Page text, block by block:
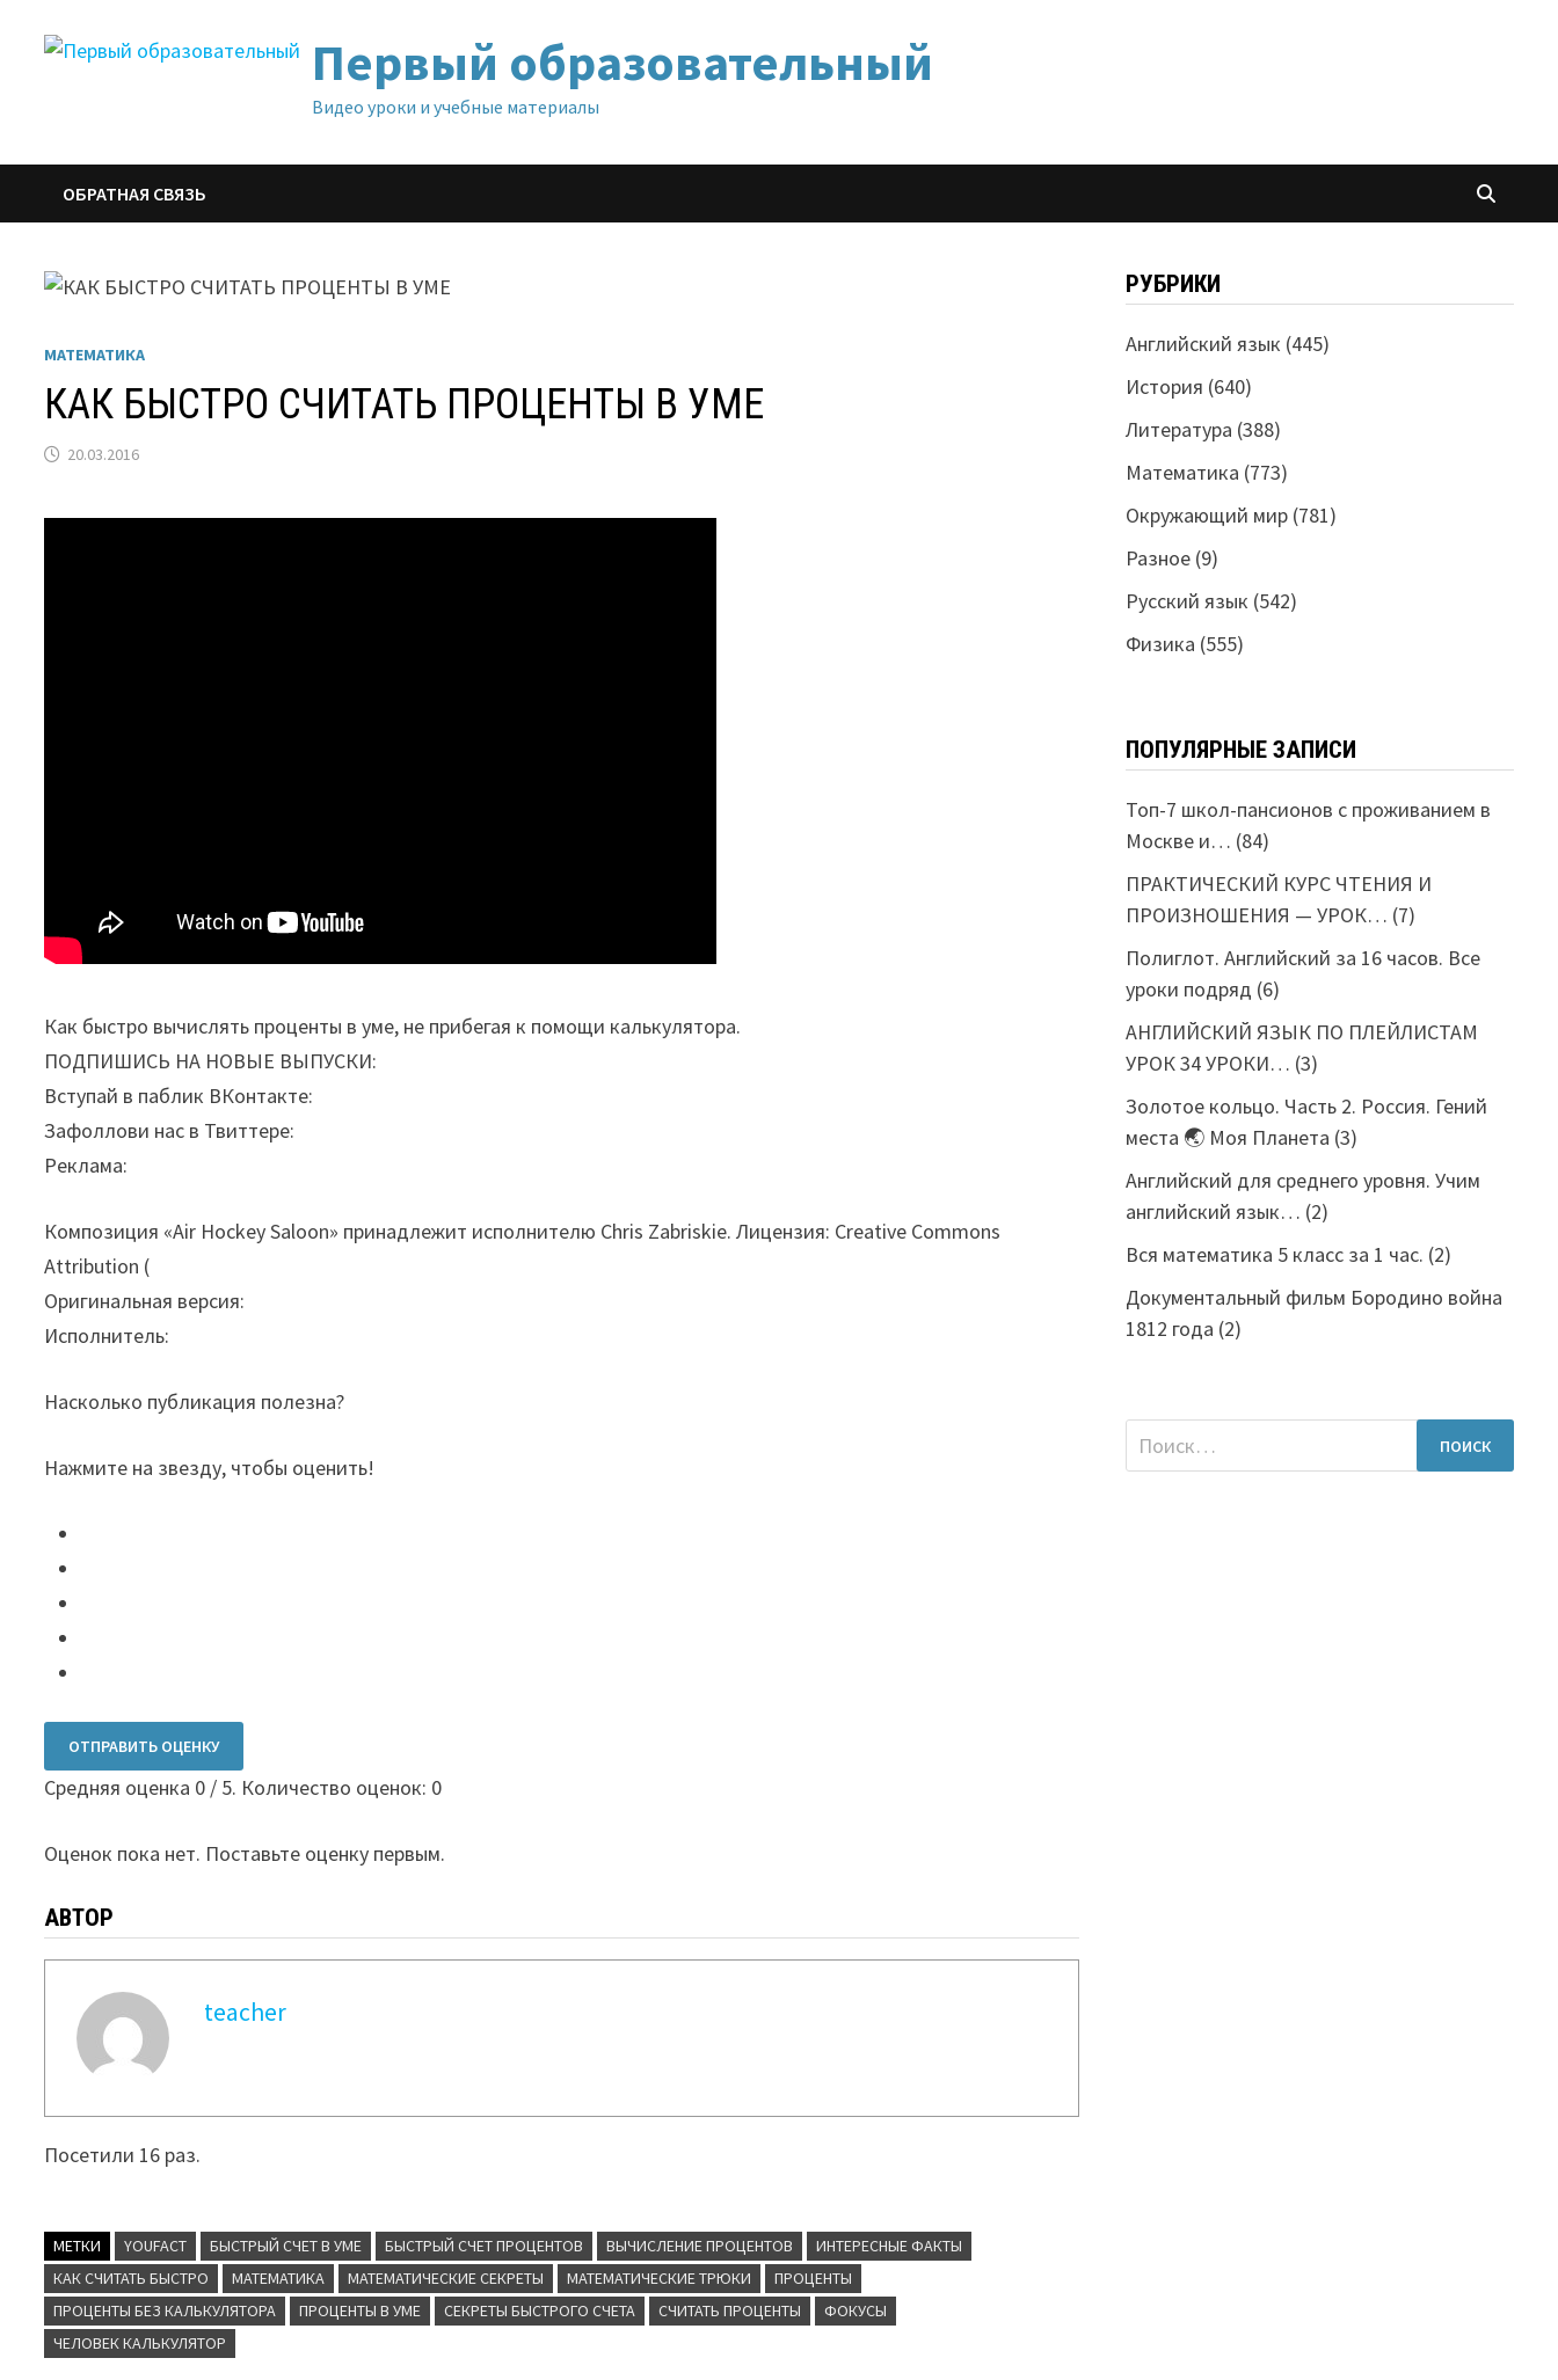
Первый образовательный
Видео уроки и учебные материалы
ОБРАТНАЯ СВЯЗЬ
МАТЕМАТИКА
КАК БЫСТРО СЧИТАТЬ ПРОЦЕНТЫ В УМЕ
20.03.2016
Как быстро вычислять проценты в уме, не прибегая к помощи калькулятора.
ПОДПИШИСЬ НА НОВЫЕ ВЫПУСКИ:
Вступай в паблик ВКонтакте:
Зафоллови нас в Твиттере:
Реклама:
Композиция «Air Hockey Saloon» принадлежит исполнителю Chris Zabriskie. Лицензия: Creative Commons
Attribution (
Оригинальная версия:
Исполнитель:
Насколько публикация полезна?
Нажмите на звезду, чтобы оценить!
ОТПРАВИТЬ ОЦЕНКУ
Средняя оценка 0 / 5. Количество оценок: 0
Оценок пока нет. Поставьте оценку первым.
АВТОР
teacher
Посетили 16 раз.
МЕТКИ YOUFACT БЫСТРЫЙ СЧЕТ В УМЕ БЫСТРЫЙ СЧЕТ ПРОЦЕНТОВ ВЫЧИСЛЕНИЕ ПРОЦЕНТОВ
ИНТЕРЕСНЫЕ ФАКТЫ
КАК СЧИТАТЬ БЫСТРО
МАТЕМАТИКА МАТЕМАТИЧЕСКИЕ СЕКРЕТЫ МАТЕМАТИЧЕСКИЕ ТРЮКИ
ПРОЦЕНТЫ
ПРОЦЕНТЫ БЕЗ КАЛЬКУЛЯТОРА
ПРОЦЕНТЫ В УМЕ СЕКРЕТЫ БЫСТРОГО СЧЕТА СЧИТАТЬ ПРОЦЕНТЫ
ФОКУСЫ
ЧЕЛОВЕК КАЛЬКУЛЯТОР
РУБРИКИ
Английский язык (445)
История (640)
Литература (388)
Математика (773)
Окружающий мир(781)
Разное(9)
Русский язык (542)
Физика (555)
ПОПУЛЯРНЫЕ ЗАПИСИ
Топ-7 школ-пансионов с проживанием в
Москве и… (84)
ПРАКТИЧЕСКИЙ КУРС ЧТЕНИЯ И
ПРОИЗНОШЕНИЯ — УРОК… (7)
Полиглот. Английский за 16 часов. Все
уроки подряд (6)
АНГЛИЙСКИЙ ЯЗЫК ПО ПЛЕЙЛИСТАМ
УРОК 34 УРОКИ… (3)
Золотое кольцо. Часть 2. Россия. Гений
места 🌏 Моя Планета (3)
Английский для среднего уровня. Учим
английский язык… (2)
Вся математика 5 класс за 1 час. (2)
Документальный фильм Бородино война
1812 года (2)
Найти: